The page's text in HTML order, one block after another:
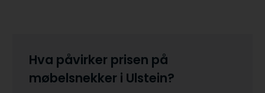
Hva påvirker prisen på
møbelsnekker i Ulstein?